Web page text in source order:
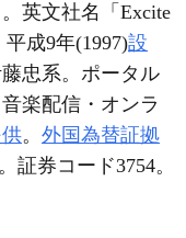
英文社名「Excite
成9年(1997)設
忠系。ポータル
楽配信・オンラ
。 外国為替証拠
証券コード3754。